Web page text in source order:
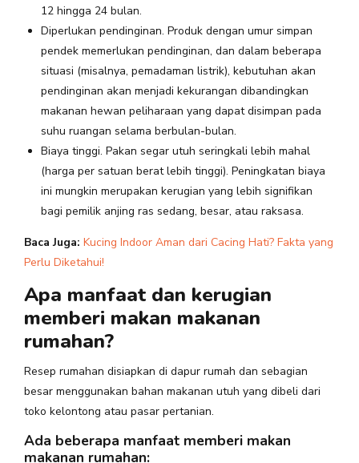
12 hingga 24 bulan.
Diperlukan pendinginan. Produk dengan umur simpan
pendek memerlukan pendinginan, dan dalam beberapa
situasi (misalnya, pemadaman listrik), kebutuhan akan
pendinginan akan menjadi kekurangan dibandingkan
makanan hewan peliharaan yang dapat disimpan pada
suhu ruangan selama berbulan-bulan.
Biaya tinggi. Pakan segar utuh seringkali lebih mahal
(harga per satuan berat lebih tinggi). Peningkatan biaya
ini mungkin merupakan kerugian yang lebih signifikan
bagi pemilik anjing ras sedang, besar, atau raksasa.
Baca Juga: Kucing Indoor Aman dari Cacing Hati? Fakta yang
Perlu Diketahui!
Apa manfaat dan kerugian
memberi makan makanan
rumahan?
Resep rumahan disiapkan di dapur rumah dan sebagian
besar menggunakan bahan makanan utuh yang dibeli dari
toko kelontong atau pasar pertanian.
Ada beberapa manfaat memberi makan
makanan rumahan: